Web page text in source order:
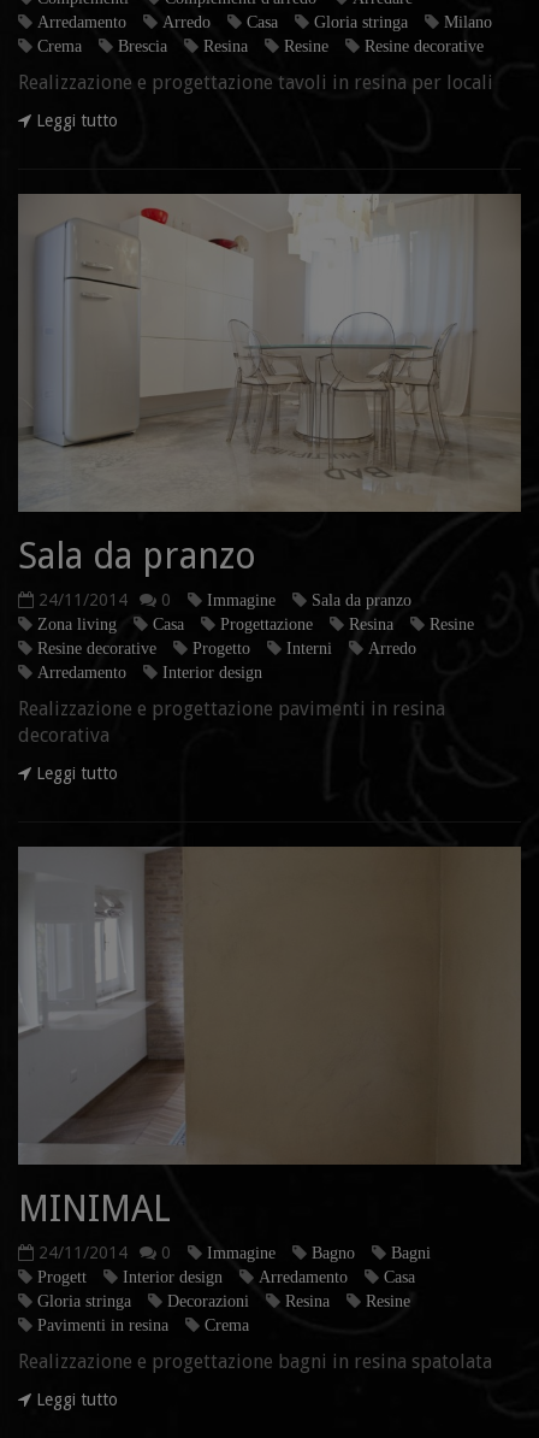
Arredamento
Arredo Casa Gloria stringa
Milano
Crema
Brescia Resina Resine Resine decorative
Realizzazione e progettazione tavoli in resina per locali
Leggi tutto
Sala da pranzo
24/11/2014 0 Immagine
Sala da pranzo
Zona living
Casa Progettazione Resina
Resine
Resine decorative
Progetto Interni
Arredo
Arredamento
Interior design
Realizzazione e progettazione pavimenti in resina
decorativa
Leggi tutto
MINIMAL
24/11/2014 0 Immagine Bagno
Bagni
Progett
Interior design Arredamento
Casa
Gloria stringa
Decorazioni Resina
Resine
Pavimenti in resina
Crema
Realizzazione e progettazione bagni in resina spatolata
Leggi tutto